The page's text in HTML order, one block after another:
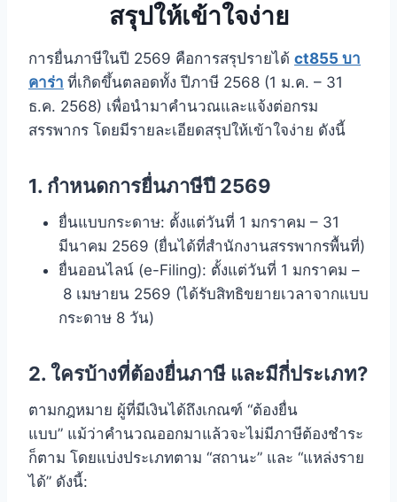
สรุปให้เข้าใจง่าย
การยื่นภาษีในปี 2569 คือการสรุปรายได้ ct855 บา
คาร่า ที่เกิดขึ้นตลอดทั้ง ปีภาษี 2568 (1 ม.ค. – 31
ธ.ค. 2568) เพื่อนำมาคำนวณและแจ้งต่อกรม
สรรพากร โดยมีรายละเอียดสรุปให้เข้าใจง่าย ดังนี้
1. กำหนดการยื่นภาษีปี 2569
ยื่นแบบกระดาษ: ตั้งแต่วันที่ 1 มกราคม – 31
มีนาคม 2569 (ยื่นได้ที่สำนักงานสรรพากรพื้นที่)
ยื่นออนไลน์ (e-Filing): ตั้งแต่วันที่ 1 มกราคม –
8 เมษายน 2569 (ได้รับสิทธิขยายเวลาจากแบบ
กระดาษ 8 วัน)
2. ใครบ้างที่ต้องยื่นภาษี และมีกี่ประเภท?
ตามกฎหมาย ผู้ที่มีเงินได้ถึงเกณฑ์ “ต้องยื่น
แบบ” แม้ว่าคำนวณออกมาแล้วจะไม่มีภาษีต้องชำระ
ก็ตาม โดยแบ่งประเภทตาม “สถานะ” และ “แหล่งราย
ได้” ดังนี้: